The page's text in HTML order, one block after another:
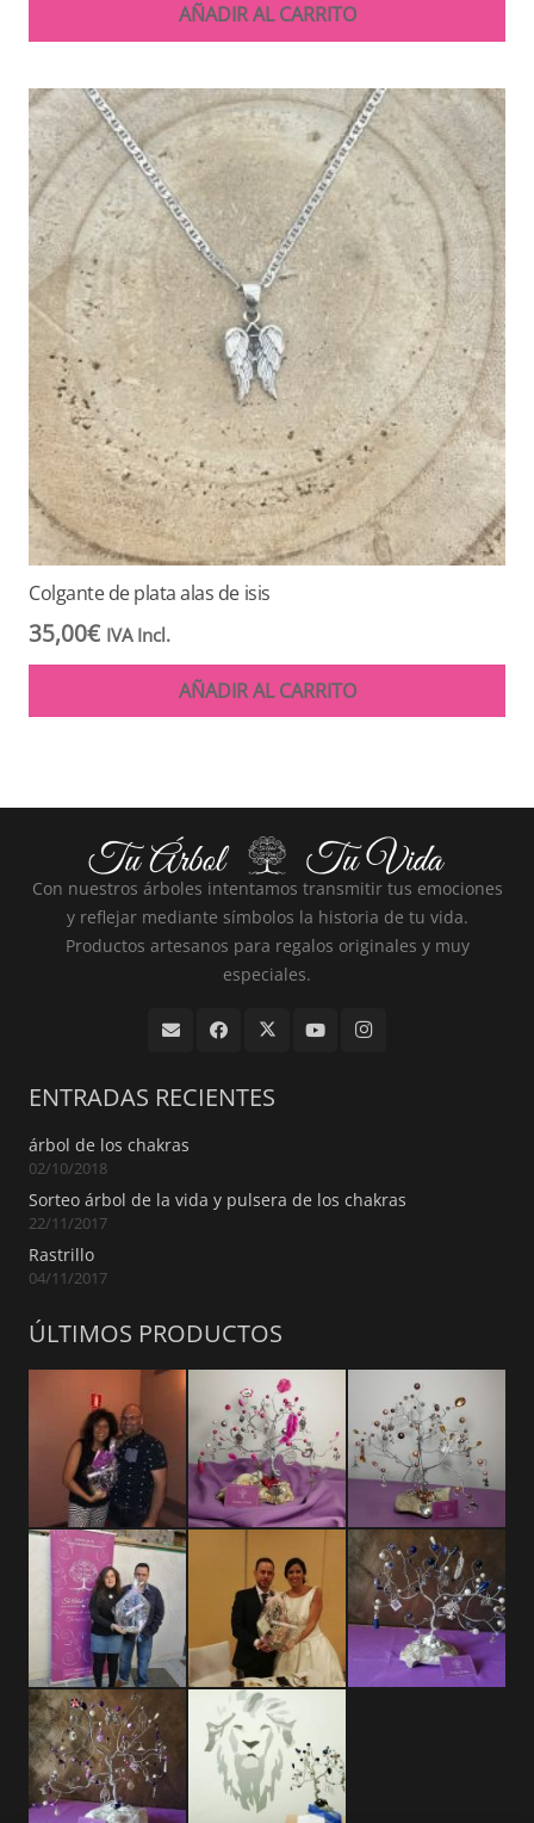
AÑADIR AL CARRITO
Colgante de plata alas de isis
35,00€ IVA Incl.
AÑADIR AL CARRITO
Con nuestros árboles intentamos transmitir tus emociones
y reflejar mediante símbolos la historia de tu vida.
Productos artesanos para regalos originales y muy
especiales.
ENTRADAS RECIENTES
árbol de los chakras
02/10/2018
Sorteo árbol de la vida y pulsera de los chakras
22/11/2017
Rastrillo
04/11/2017
ÚLTIMOS PRODUCTOS